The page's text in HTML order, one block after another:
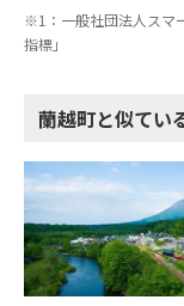
※1：一般社団法人スマ
指標」
蘭越町と似てい